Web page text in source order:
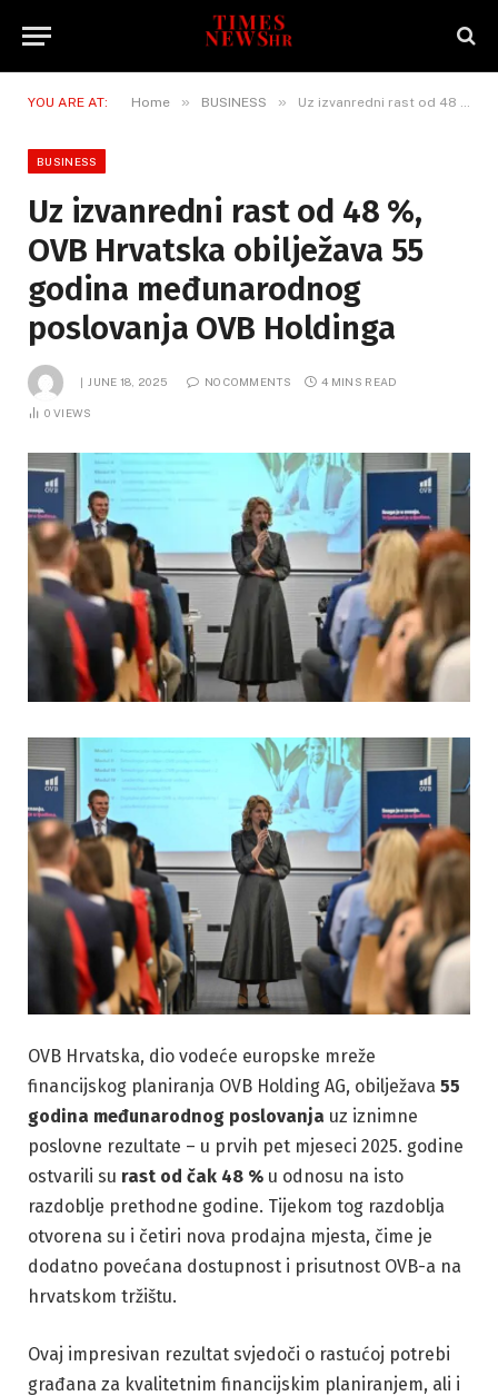
YOU ARE AT: Home » BUSINESS » Uz izvanredni rast od 48 %, OVB Hrvatska obilježava 55 godina međunarodnog poslovanja OVB Holdinga
BUSINESS
Uz izvanredni rast od 48 %,
OVB Hrvatska obilježava 55
godina međunarodnog
poslovanja OVB Holdinga
JUNE 18, 2025 NO COMMENTS 4 MINS READ
0 VIEWS
OVB Hrvatska, dio vodeće europske mreže
financijskog planiranja OVB Holding AG, obilježava 55
godina međunarodnog poslovanja uz iznimne
poslovne rezultate – u prvih pet mjeseci 2025. godine
ostvarili su rast od čak 48 % u odnosu na isto
razdoblje prethodne godine. Tijekom tog razdoblja
otvorena su i četiri nova prodajna mjesta, čime je
dodatno povećana dostupnost i prisutnost OVB-a na
hrvatskom tržištu.
Ovaj impresivan rezultat svjedoči o rastućoj potrebi
građana za kvalitetnim financijskim planiranjem, ali i